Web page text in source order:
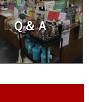
Ｑ＆Ａ